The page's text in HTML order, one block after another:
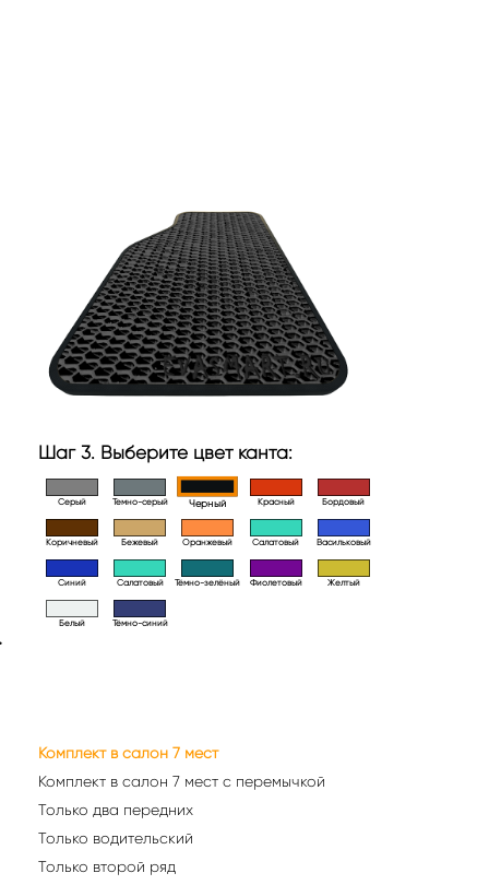
Шаг 3. Выберите цвет канта:
Серый Темно-серый Черный Красный Бордовый
Коричневый Бежевый Оранжевый Салатовый Васильковый
Синий Салатовый Тёмно-зелёный Фиолетовый Желтый
Белый Тёмно-синий
Комплект в салон 7 мест
Комплект в салон 7 мест с перемычкой
Только два передних
Только водительский
Только второй ряд